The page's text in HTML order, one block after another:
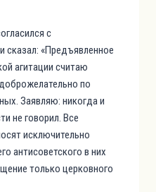
с
сказал: «Предъявленное
агитации считаю
по
Заявляю: никогда и
не говорил. Все
исключительно
антисоветского в них
только церковного